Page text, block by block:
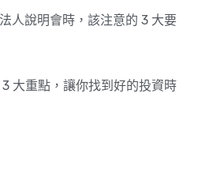
人說明會時，該注意的 3 大要
大重點，讓你找到好的投資時